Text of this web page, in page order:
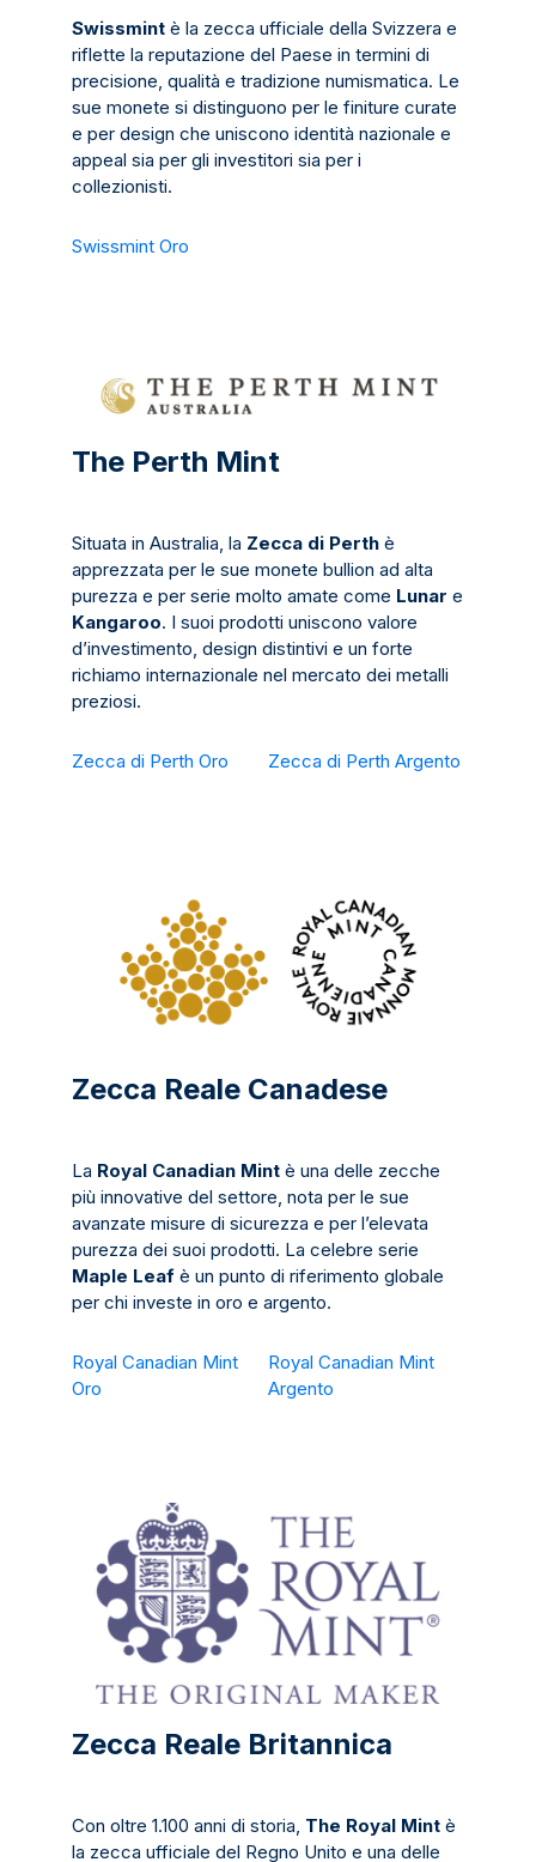
Swissmint è la zecca ufficiale della Svizzera e
riflette la reputazione del Paese in termini di
precisione, qualità e tradizione numismatica. Le
sue monete si distinguono per le finiture curate
e per design che uniscono identità nazionale e
appeal sia per gli investitori sia per i
collezionisti.
Swissmint Oro
The Perth Mint
Situata in Australia, la Zecca di Perth è
apprezzata per le sue monete bullion ad alta
purezza e per serie molto amate come Lunar e
Kangaroo. I suoi prodotti uniscono valore
d’investimento, design distintivi e un forte
richiamo internazionale nel mercato dei metalli
preziosi.
Zecca di Perth Oro Zecca di Perth Argento
Zecca Reale Canadese
La Royal Canadian Mint è una delle zecche
più innovative del settore, nota per le sue
avanzate misure di sicurezza e per l’elevata
purezza dei suoi prodotti. La celebre serie
Maple Leaf è un punto di riferimento globale
per chi investe in oro e argento.
Royal Canadian Mint
Oro
Royal Canadian Mint
Argento
Zecca Reale Britannica
Con oltre 1.100 anni di storia, The Royal Mint è
la zecca ufficiale del Regno Unito e una delle